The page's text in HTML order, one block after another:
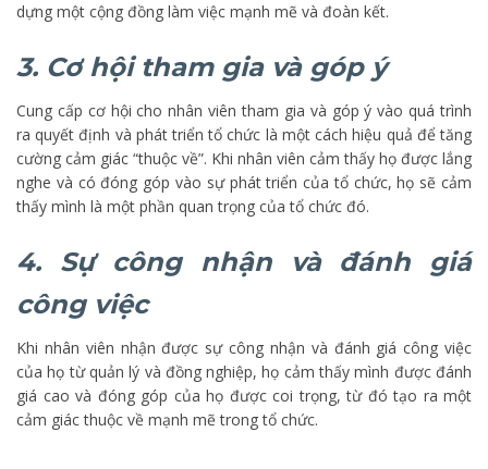
dựng một cộng đồng làm việc mạnh mẽ và đoàn kết.
3. Cơ hội tham gia và góp ý
Cung cấp cơ hội cho nhân viên tham gia và góp ý vào quá trình
ra quyết định và phát triển tổ chức là một cách hiệu quả để tăng
cường cảm giác “thuộc về”. Khi nhân viên cảm thấy họ được lắng
nghe và có đóng góp vào sự phát triển của tổ chức, họ sẽ cảm
thấy mình là một phần quan trọng của tổ chức đó.
4. Sự công nhận và đánh giá
công việc
Khi nhân viên nhận được sự công nhận và đánh giá công việc
của họ từ quản lý và đồng nghiệp, họ cảm thấy mình được đánh
giá cao và đóng góp của họ được coi trọng, từ đó tạo ra một
cảm giác thuộc về mạnh mẽ trong tổ chức.